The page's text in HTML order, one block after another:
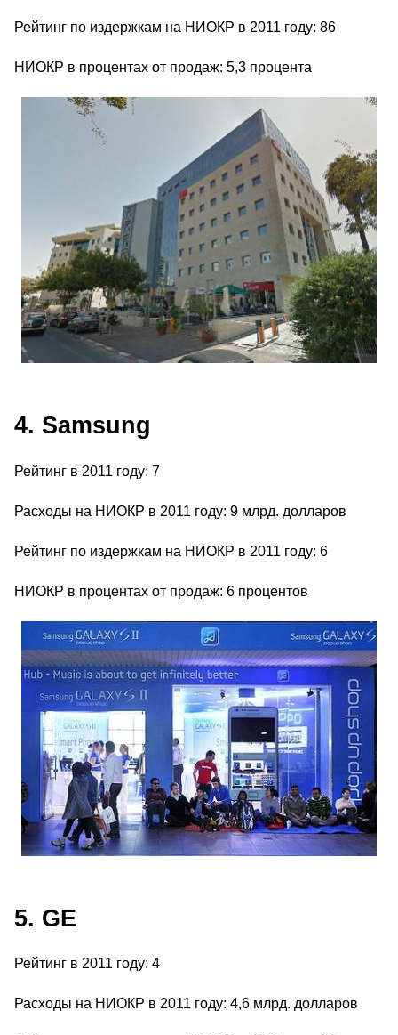
Рейтинг по издержкам на НИОКР в 2011 году: 86
НИОКР в процентах от продаж: 5,3 процента
4. Samsung
Рейтинг в 2011 году: 7
Расходы на НИОКР в 2011 году: 9 млрд. долларов
Рейтинг по издержкам на НИОКР в 2011 году: 6
НИОКР в процентах от продаж: 6 процентов
5. GE
Рейтинг в 2011 году: 4
Расходы на НИОКР в 2011 году: 4,6 млрд. долларов